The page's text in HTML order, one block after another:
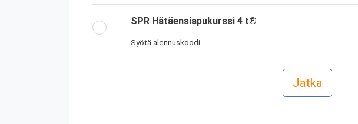
SPR Hätäensiapukurssi 4 t®
Syötä alennuskoodi